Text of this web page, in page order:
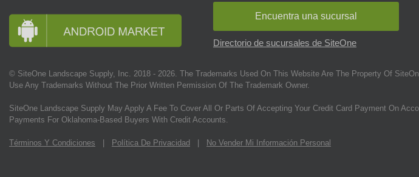
Encuentra una sucursal
Directorio de sucursales de SiteOne
© SiteOne Landscape Supply, Inc. 2018 - 2026. The Trademarks Used On This Website Are The Property Of
Use Any Trademarks Without The Prior Written Permission Of The Trademark Owner.
SiteOne Landscape Supply May Apply A Fee To Cover All Or Parts Of Accepting Your Credit Card Payment On
Payments For Oklahoma-Based Buyers With Credit Accounts.
Términos Y Condiciones Política De Privacidad No Vender Mi Información Personal